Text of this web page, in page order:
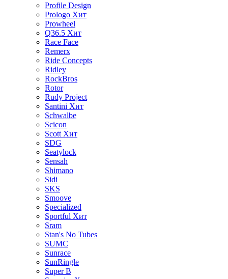
Profile Design
Prologo Хит
Prowheel
Q36.5 Хит
Race Face
Remerx
Ride Concepts
Ridley
RockBros
Rotor
Rudy Project
Santini Хит
Schwalbe
Scicon
Scott Хит
SDG
Seatylock
Sensah
Shimano
Sidi
SKS
Smoove
Specialized
Sportful Хит
Sram
Stan's No Tubes
SUMC
Sunrace
SunRingle
Super B